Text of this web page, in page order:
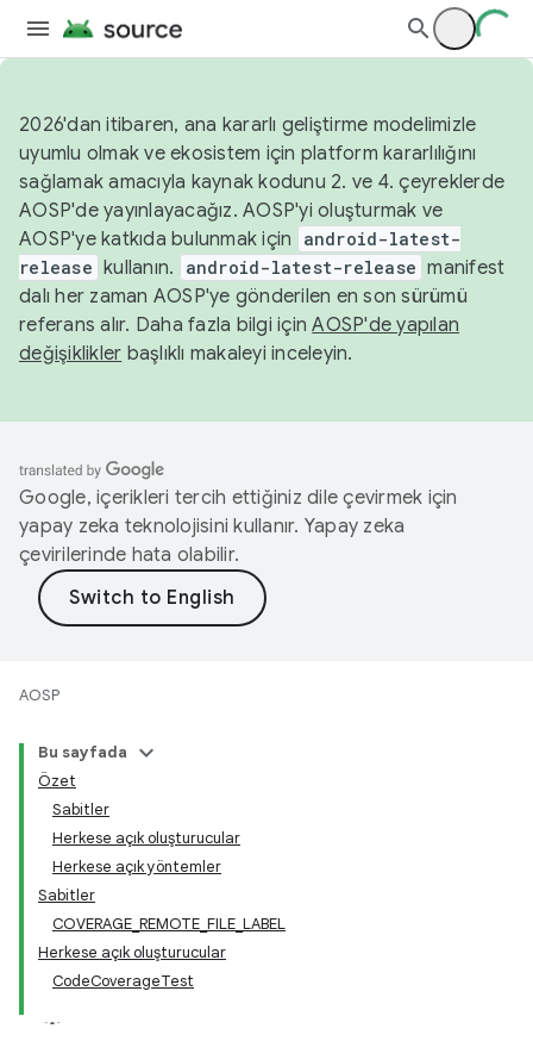
2026'dan itibaren, ana kararlı geliştirme modelimizle
uyumlu olmak ve ekosistem için platform kararlılığını
sağlamak amacıyla kaynak kodunu 2. ve 4. çeyreklerde
AOSP'de yayınlayacağız. AOSP'yi oluşturmak ve
AOSP'ye katkıda bulunmak için
android-latest-
release kullanın. android-latest-release manifest
dalı her zaman AOSP'ye gönderilen en son sürümü
referans alır. Daha fazla bilgi içinAOSP'de yapılan
değişiklikler başlıklı makaleyi inceleyin.
Google, içerikleri tercih ettiğiniz dile çevirmek için
yapay zeka teknolojisini kullanır. Yapay zeka
çevirilerinde hata olabilir.
AOSP
Bu sayfada
Özet
Sabitler
Herkese açık oluşturucular
Herkese açık yöntemler
Sabitler
COVERAGE_REMOTE_FILE_LABEL
Herkese açık oluşturucular
CodeCoverageTest